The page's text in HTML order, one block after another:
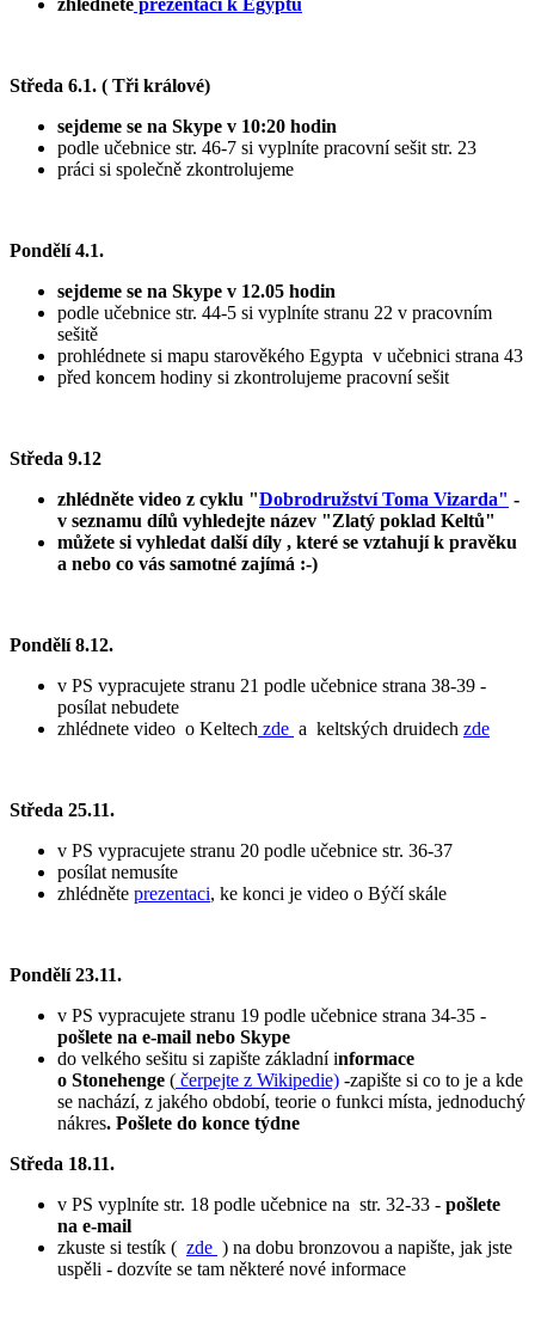
zhlédněte prezentaci k Egyptu
Středa 6.1. ( Tři králové)
sejdeme se na Skype v 10:20 hodin
podle učebnice str. 46-7 si vyplníte pracovní sešit str. 23
práci si společně zkontrolujeme
Pondělí 4.1.
sejdeme se na Skype v 12.05 hodin
podle učebnice str. 44-5 si vyplníte stranu 22 v pracovním
sešitě
prohlédnete si mapu starověkého Egypta v učebnici strana 43
před koncem hodiny si zkontrolujeme pracovní sešit
Středa 9.12
zhlédněte video z cyklu "Dobrodružství Toma Vizarda" -
v seznamu dílů vyhledejte název "Zlatý poklad Keltů"
můžete si vyhledat další díly , které se vztahují k pravěku
a nebo co vás samotné zajímá :-)
Pondělí 8.12.
v PS vypracujete stranu 21 podle učebnice strana 38-39 -
posílat nebudete
zhlédnete video o Keltech zde a keltských druidech zde
Středa 25.11.
v PS vypracujete stranu 20 podle učebnice str. 36-37
posílat nemusíte
zhlédněte prezentaci, ke konci je video o Býčí skále
Pondělí 23.11.
v PS vypracujete stranu 19 podle učebnice strana 34-35 -
pošlete na e-mail nebo Skype
do velkého sešitu si zapište základní informace
o Stonehenge ( čerpejte z Wikipedie) -zapište si co to je a kde
se nachází, z jakého období, teorie o funkci místa, jednoduchý
nákres. Pošlete do konce týdne
Středa 18.11.
v PS vyplníte str. 18 podle učebnice na str. 32-33 - pošlete
na e-mail
zkuste si testík ( zde ) na dobu bronzovou a napište, jak jste
uspěli - dozvíte se tam některé nové informace